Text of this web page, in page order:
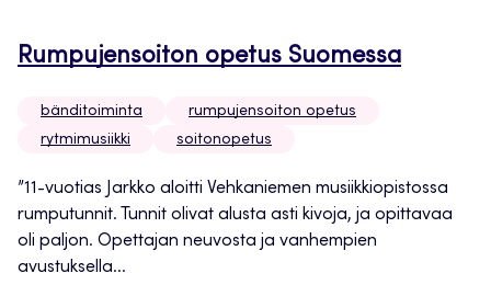
Rumpujensoiton opetus Suomessa
bänditoiminta
rumpujensoiton opetus
rytmimusiikki
soitonopetus
”11-vuotias Jarkko aloitti Vehkaniemen musiikkiopistossa
rumputunnit. Tunnit olivat alusta asti kivoja, ja opittavaa
oli paljon. Opettajan neuvosta ja vanhempien
avustuksella...